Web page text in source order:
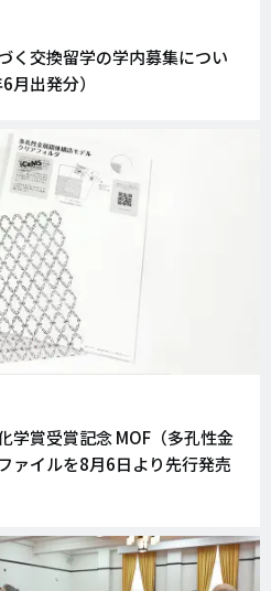
く交換留学の学内募集につい
出発分）
学賞受賞記念 MOF（多孔性金
ァイルを8月6日より先行発売